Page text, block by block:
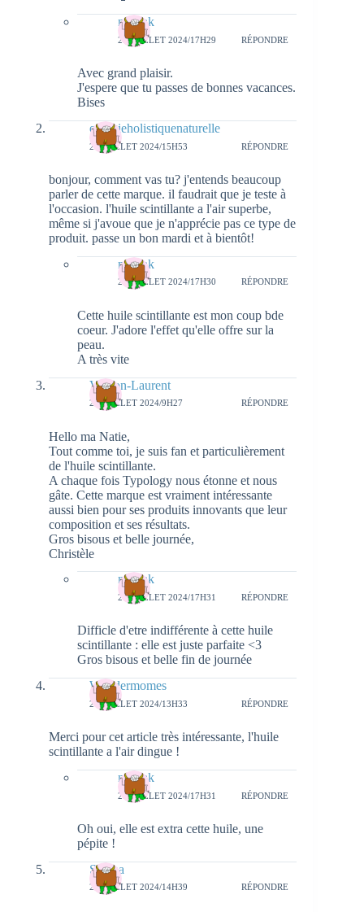
natieak
28 JUILLET 2024/17H29 RÉPONDRE
Avec grand plaisir.
J'espere que tu passes de bonnes vacances.
Bises
energieholistiquenaturelle
23 JUILLET 2024/15H53 RÉPONDRE
bonjour, comment vas tu? j'entends beaucoup
parler de cette marque. il faudrait que je teste à
l'occasion. l'huile scintillante a l'air superbe,
même si j'avoue que je n'apprécie pas ce type de
produit. passe un bon mardi et à bientôt!
natieak
28 JUILLET 2024/17H30 RÉPONDRE
Cette huile scintillante est mon coup bde
coeur. J'adore l'effet qu'elle offre sur la
peau.
A très vite
Vayron-Laurent
24 JUILLET 2024/9H27 RÉPONDRE
Hello ma Natie,
Tout comme toi, je suis fan et particulièrement
de l'huile scintillante.
A chaque fois Typology nous étonne et nous
gâte. Cette marque est vraiment intéressante
aussi bien pour ses produits innovants que leur
composition et ses résultats.
Gros bisous et belle journée,
Christèle
natieak
28 JUILLET 2024/17H31 RÉPONDRE
Difficle d'etre indifférente à cette huile
scintillante : elle est juste parfaite <3
Gros bisous et belle fin de journée
Wondermomes
24 JUILLET 2024/13H33 RÉPONDRE
Merci pour cet article très intéressante, l'huile
scintillante a l'air dingue !
natieak
28 JUILLET 2024/17H31 RÉPONDRE
Oh oui, elle est extra cette huile, une
pépite !
Serena
24 JUILLET 2024/14H39 RÉPONDRE